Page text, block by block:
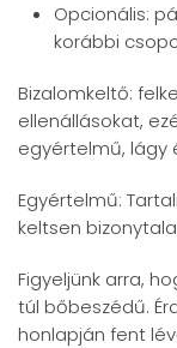
Opcionális:
korábbi
Bizalomkeltő:
ellenállásokat,
egyértelmű, lágy
Egyértelmű:
keltsen
Figyeljünk arra,
túl bőbeszédű.
honlapján fent